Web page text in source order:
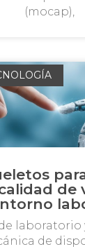
(mocap),
de
laboratorio
de